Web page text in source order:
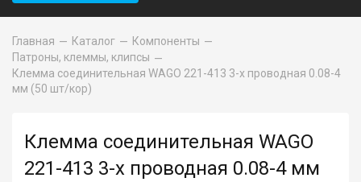
Главная Каталог
Компоненты
Патроны, клеммы, клипсы
Клемма соединительная WAGO 221-413 3-х проводная 0.08-4
мм (50 шт/кор)
Клемма соединительная WAGO
221-413 3-х проводная 0.08-4 мм